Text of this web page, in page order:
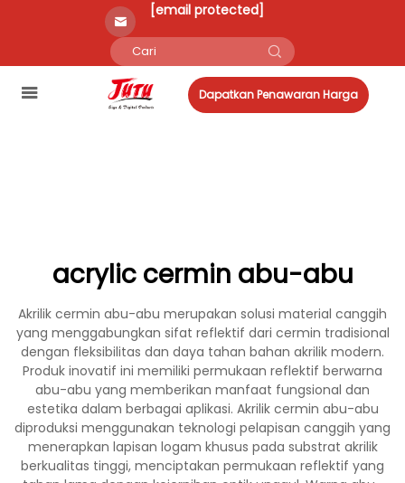
[email protected]
Dapatkan Penawaran Harga
acrylic cermin abu-abu
Akrilik cermin abu-abu merupakan solusi material canggih
yang menggabungkan sifat reflektif dari cermin tradisional
dengan fleksibilitas dan daya tahan bahan akrilik modern.
Produk inovatif ini memiliki permukaan reflektif berwarna
abu-abu yang memberikan manfaat fungsional dan
estetika dalam berbagai aplikasi. Akrilik cermin abu-abu
diproduksi menggunakan teknologi pelapisan canggih yang
menerapkan lapisan logam khusus pada substrat akrilik
berkualitas tinggi, menciptakan permukaan reflektif yang